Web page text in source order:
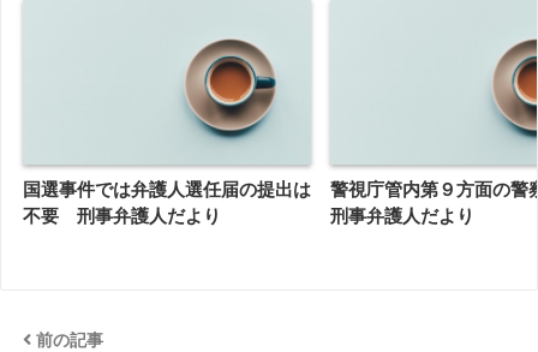
国選事件では弁護人選任届の提出は
不要 刑事弁護人だより
警視庁管内第９方面の
刑事弁護人だより
前の記事